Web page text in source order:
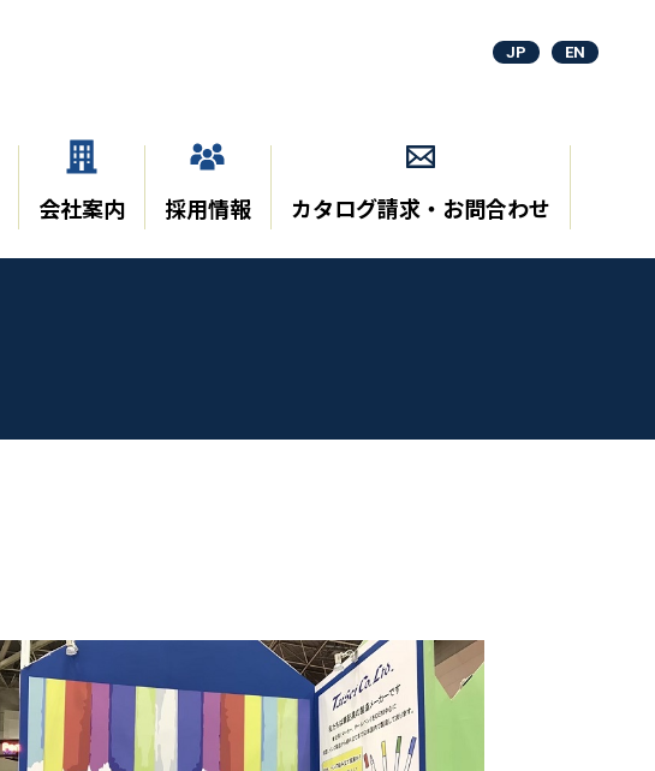
会社案内 採用情報 カタログ請求・お問合わせ
JP EN